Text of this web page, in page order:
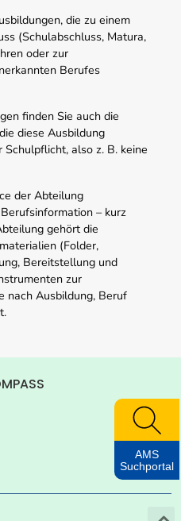
die zu einem
(Schulabschluss, Matura,
oder zur
Berufes
finden Sie auch die
diese Ausbildung
also z. B. keine
der Abteilung
– kurz
gehört die
(Folder,
Bereitstellung und
zur
nach Ausbildung, Beruf
AMS
Suchportal